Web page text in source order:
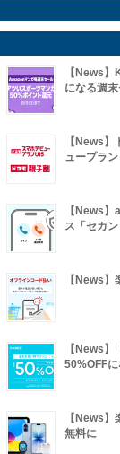
【News
になる週
【News
ュープラ
【News
ス「セカ
【News
【News
50%OFF
【News
無料に